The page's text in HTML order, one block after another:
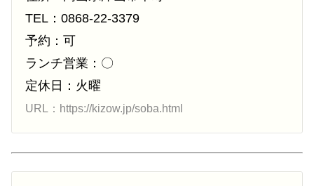
TEL：0868-22-3379
予約：可
ランチ営業：〇
定休日：火曜
URL：https://kizow.jp/soba.html